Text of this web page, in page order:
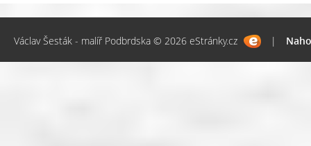
Václav Šesták - malíř Podbrdska © 2026 eStránky.cz |